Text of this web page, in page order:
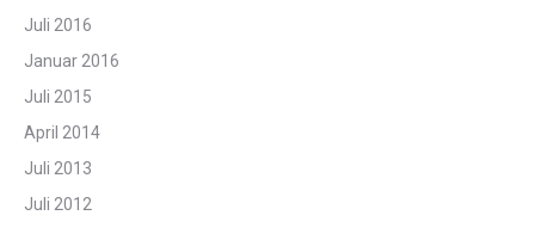
Juli 2016
Januar 2016
Juli 2015
April 2014
Juli 2013
Juli 2012